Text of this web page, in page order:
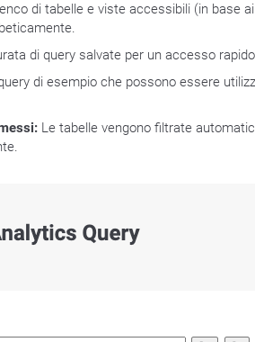
di tabelle e viste accessibili (in base
di query salvate per un accesso
di esempio che possono essere
Le tabelle vengono filtrate